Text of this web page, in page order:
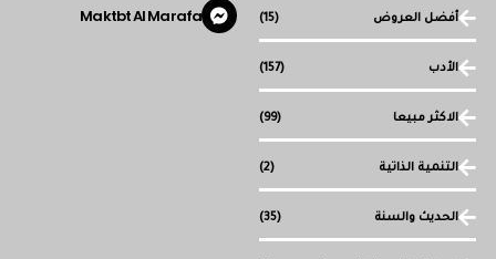
أفضل العروض (15)
الأدب (157)
الاكثر مبيعا (99)
التنمية الذاتية (2)
الحديث والسنة (35)
Maktbt Al Marafa